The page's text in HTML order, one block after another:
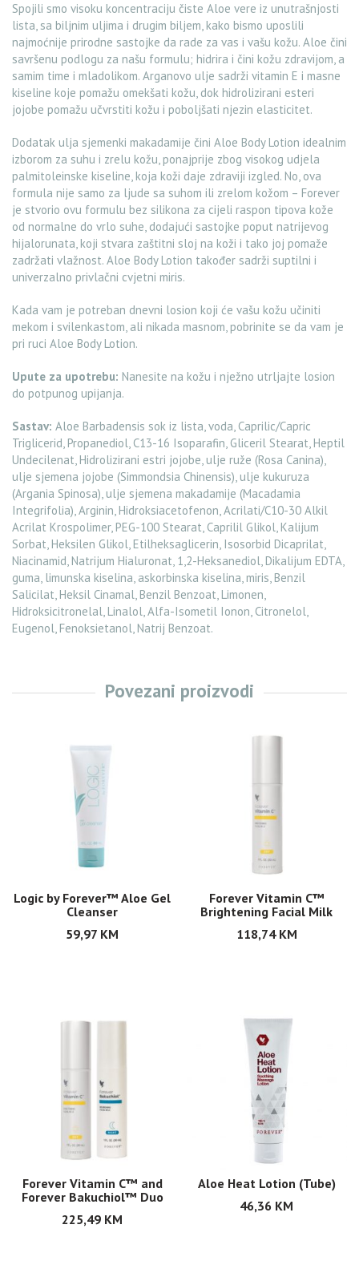
Spojili smo visoku koncentraciju čiste Aloe vere iz unutrašnjosti
lista, sa biljnim uljima i drugim biljem, kako bismo uposlili
najmoćnije prirodne sastojke da rade za vas i vašu kožu. Aloe čini
savršenu podlogu za našu formulu; hidrira i čini kožu zdravijom, a
samim time i mladolikom. Arganovo ulje sadrži vitamin E i masne
kiseline koje pomažu omekšati kožu, dok hidrolizirani esteri
jojobe pomažu učvrstiti kožu i poboljšati njezin elasticitet.
Dodatak ulja sjemenki makadamije čini Aloe Body Lotion idealnim
izborom za suhu i zrelu kožu, ponajprije zbog visokog udjela
palmitoleinske kiseline, koja koži daje zdraviji izgled. No, ova
formula nije samo za ljude sa suhom ili zrelom kožom – Forever
je stvorio ovu formulu bez silikona za cijeli raspon tipova kože
od normalne do vrlo suhe, dodajući sastojke poput natrijevog
hijalorunata, koji stvara zaštitni sloj na koži i tako joj pomaže
zadržati vlažnost. Aloe Body Lotion također sadrži suptilni i
univerzalno privlačni cvjetni miris.
Kada vam je potreban dnevni losion koji će vašu kožu učiniti
mekom i svilenkastom, ali nikada masnom, pobrinite se da vam je
pri ruci Aloe Body Lotion.
Upute za upotrebu: Nanesite na kožu i nježno utrljajte losion
do potpunog upijanja.
Sastav: Aloe Barbadensis sok iz lista, voda, Caprilic/Capric
Triglicerid, Propanediol, C13-16 Isoparafin, Gliceril Stearat, Heptil
Undecilenat, Hidrolizirani estri jojobe, ulje ruže (Rosa Canina),
ulje sjemena jojobe (Simmondsia Chinensis), ulje kukuruza
(Argania Spinosa), ulje sjemena makadamije (Macadamia
Integrifolia), Arginin, Hidroksiacetofenon, Acrilati/C10-30 Alkil
Acrilat Krospolimer, PEG-100 Stearat, Caprilil Glikol, Kalijum
Sorbat, Heksilen Glikol, Etilheksaglicerin, Isosorbid Dicaprilat,
Niacinamid, Natrijum Hialuronat, 1,2-Heksanediol, Dikalijum EDTA,
guma, limunska kiselina, askorbinska kiselina, miris, Benzil
Salicilat, Heksil Cinamal, Benzil Benzoat, Limonen,
Hidroksicitronelal, Linalol, Alfa-Isometil Ionon, Citronelol,
Eugenol, Fenoksietanol, Natrij Benzoat.
Povezani proizvodi
Logic by Forever™ Aloe Gel
Cleanser
59,97 KM
Forever Vitamin C™
Brightening Facial Milk
118,74 KM
Forever Vitamin C™ and
Forever Bakuchiol™ Duo
225,49 KM
Aloe Heat Lotion (Tube)
46,36 KM